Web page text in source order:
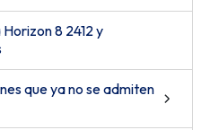
8 2412 y
que ya no se admiten